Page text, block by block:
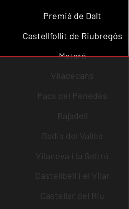
Premià de Dalt
Castellfollit de Riubregós
Mataró
Viladecans
Pacs del Penedès
Rajadell
Badia del Vallès
Vilanova i la Geltrú
Castellbell i el Vilar
Castellar del Riu